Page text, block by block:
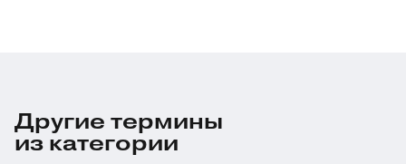
Другие термины
из категории